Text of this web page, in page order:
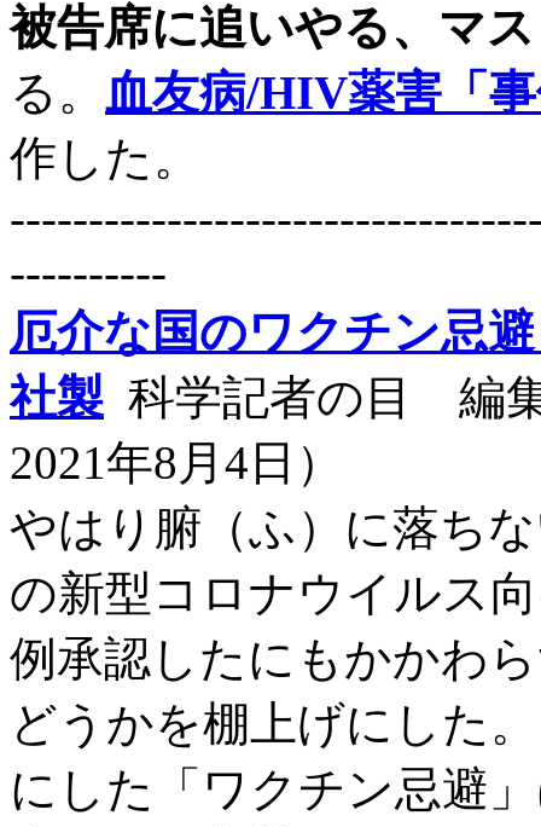
被告席に追いやる、マ
る。 血友病/HIV薬害「
作した。
----------
厄介な国のワクチン忌
社製 科学記者の目 編
2021年8月4日）
やはり腑（ふ）に落ち
の新型コロナウイルス
例承認したにもかかわ
どうかを棚上げにした
にした「ワクチン忌避